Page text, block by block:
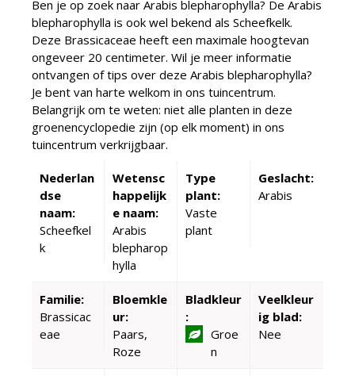
Ben je op zoek naar Arabis blepharophylla? De Arabis
blepharophylla is ook wel bekend als Scheefkelk.
Deze Brassicaceae heeft een maximale hoogtevan
ongeveer 20 centimeter. Wil je meer informatie
ontvangen of tips over deze Arabis blepharophylla?
Je bent van harte welkom in ons tuincentrum.
Belangrijk om te weten: niet alle planten in deze
groenencyclopedie zijn (op elk moment) in ons
tuincentrum verkrijgbaar.
Nederlan
dse
naam:
Scheefkel
k
Wetensc
happelijk
e naam:
Arabis
blepharop
hylla
Type
plant:
Vaste
plant
Geslacht:
Arabis
Familie:
Brassicac
eae
Bloemkle
ur:
Paars,
Roze
Bladkleur
:
Groe
n
Veelkleur
ig blad:
Nee